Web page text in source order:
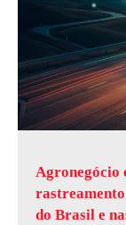
Agronegócio
do Brasil e